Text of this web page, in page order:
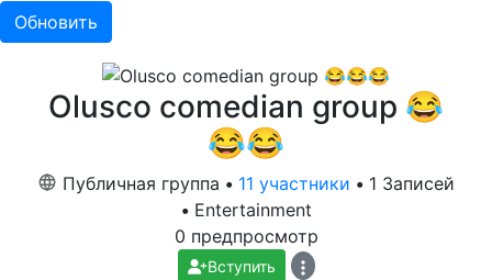
Обновить
Olusco comedian group 😂
😂😂
Публичная группа • 11 участники • 1 Записей
• Entertainment
0 предпросмотр
Вступить